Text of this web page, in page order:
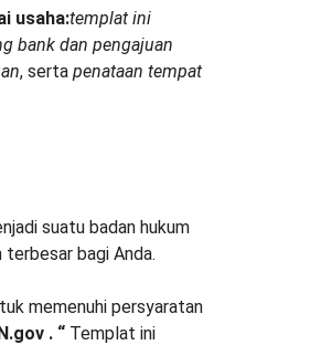
usaha:templat ini
bank dan pengajuan
, serta penataan tempat
suatu badan hukum
terbesar bagi Anda.
memenuhi persyaratan
. “ Templat ini